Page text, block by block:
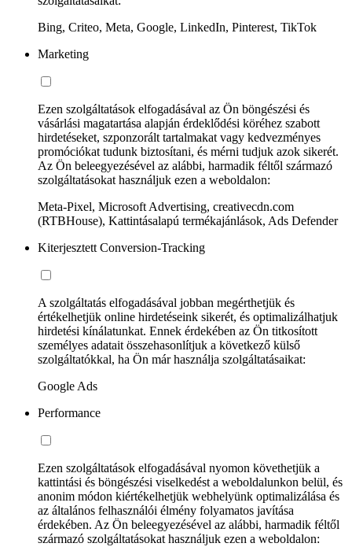
Bing, Criteo, Meta, Google, LinkedIn, Pinterest, TikTok
Marketing
Ezen szolgáltatások elfogadásával az Ön böngészési és
vásárlási magatartása alapján érdeklődési köréhez szabott
hirdetéseket, szponzorált tartalmakat vagy kedvezményes
promóciókat tudunk biztosítani, és mérni tudjuk azok sikerét.
Az Ön beleegyezésével az alábbi, harmadik féltől származó
szolgáltatásokat használjuk ezen a weboldalon:
Meta-Pixel, Microsoft Advertising, creativecdn.com
(RTBHouse), Kattintásalapú termékajánlások, Ads Defender
Kiterjesztett Conversion-Tracking
A szolgáltatás elfogadásával jobban megérthetjük és
értékelhetjük online hirdetéseink sikerét, és optimalizálhatjuk
hirdetési kínálatunkat. Ennek érdekében az Ön titkosított
személyes adatait összehasonlítjuk a következő külső
szolgáltatókkal, ha Ön már használja szolgáltatásaikat:
Google Ads
Performance
Ezen szolgáltatások elfogadásával nyomon követhetjük a
kattintási és böngészési viselkedést a weboldalunkon belül, és
anonim módon kiértékelhetjük webhelyünk optimalizálása és
az általános felhasználói élmény folyamatos javítása
érdekében. Az Ön beleegyezésével az alábbi, harmadik féltől
származó szolgáltatásokat használjuk ezen a weboldalon: